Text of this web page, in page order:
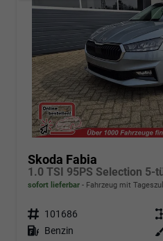
Skoda Fabia
sofort lieferbar Fahrzeug mit
Fahrzeugnr. 101686
Kraftstoff Benzin